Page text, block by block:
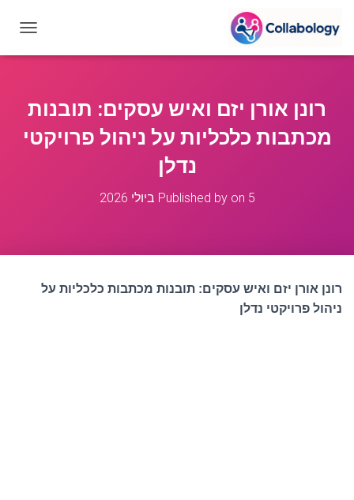
O
E
N
רונן אורן יזם ואיש עסקים: תובנות
מכתבות כלכליות על ניהול פרויקטי
נדלן
Published by on 5 ביולי 2026
רונן אורן יזם ואיש עסקים: תובנות מכתבות כלכליות על
ניהול פרויקטי נדלן